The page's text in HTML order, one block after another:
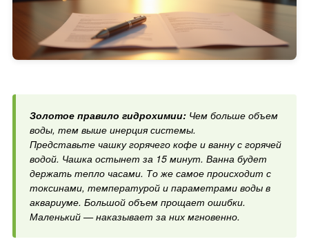
Золотое правило гидрохимии: Чем больше объем
воды, тем выше инерция системы.
Представьте чашку горячего кофе и ванну с горячей
водой. Чашка остынет за 15 минут. Ванна будет
держать тепло часами. То же самое происходит с
токсинами, температурой и параметрами воды в
аквариуме. Большой объем прощает ошибки.
Маленький — наказывает за них мгновенно.